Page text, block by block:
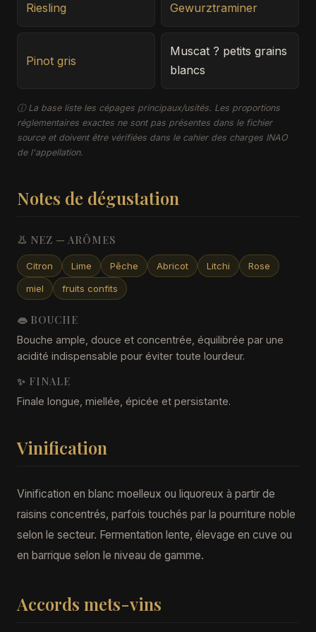
Riesling Gewurztraminer
Pinot gris
Muscat ? petits grains
blancs
ⓘ La base liste les cépages principaux/usités. Les proportions
réglementaires exactes ne sont pas présentes dans le fichier
source et doivent être vérifiées dans le cahier des charges INAO
de l'appellation.
Notes de dégustation
👃 NEZ — ARÔMES
Citron Lime Pêche Abricot Litchi
Rose
miel
fruits confits
👄 BOUCHE
Bouche ample, douce et concentrée, équilibrée par une
acidité indispensable pour éviter toute lourdeur.
✨ FINALE
Finale longue, miellée, épicée et persistante.
Vinification
Vinification en blanc moelleux ou liquoreux à partir de
raisins concentrés, parfois touchés par la pourriture noble
selon le secteur. Fermentation lente, élevage en cuve ou
en barrique selon le niveau de gamme.
Accords mets-vins